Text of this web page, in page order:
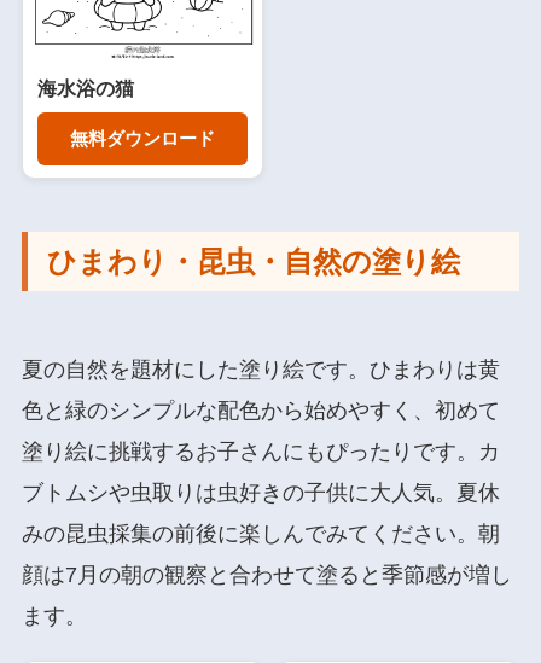
海水浴の猫
無料ダウンロード
ひまわり・昆虫・自然の塗り絵
夏の自然を題材にした塗り絵です。ひまわりは黄
色と緑のシンプルな配色から始めやすく、初めて
塗り絵に挑戦するお子さんにもぴったりです。カ
ブトムシや虫取りは虫好きの子供に大人気。夏休
みの昆虫採集の前後に楽しんでみてください。朝
顔は7月の朝の観察と合わせて塗ると季節感が増し
ます。